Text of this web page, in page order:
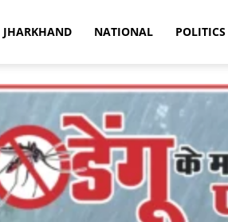
JHARKHAND NATIONAL POLITICS